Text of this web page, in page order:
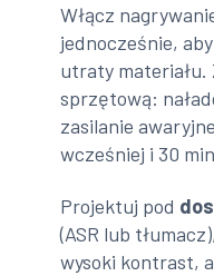
Włącz
jednocześnie,
utraty materiału.
sprzętową:
zasilanie
wcześniej i 30
Projektuj pod
(ASR lub
wysoki kontrast,